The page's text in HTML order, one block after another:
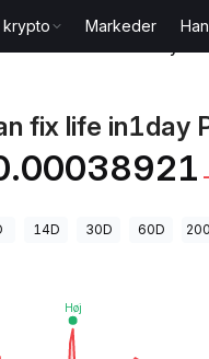
krypto Markeder
fix life in1day
14D 30D 60D